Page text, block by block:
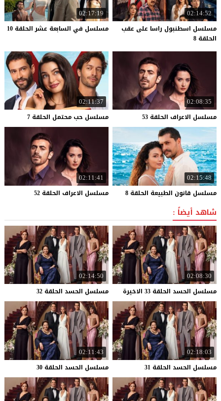
02:14:52
مسلسل اسطنبول راسا على عقب
الحلقة 8
02:17:19
مسلسل في السابعة عشر الحلقة 10
02:08:35
مسلسل الاعراف الحلقة 53
02:11:37
مسلسل حب محتمل الحلقة 7
02:15:48
مسلسل قانون الطبيعة الحلقة 8
02:11:41
مسلسل الاعراف الحلقة 52
شاهد أيضاً :
02:08:30
مسلسل الحسد الحلقة 33 الاخيرة
02:14:50
مسلسل الحسد الحلقة 32
02:18:03
مسلسل الحسد الحلقة 31
02:11:43
مسلسل الحسد الحلقة 30